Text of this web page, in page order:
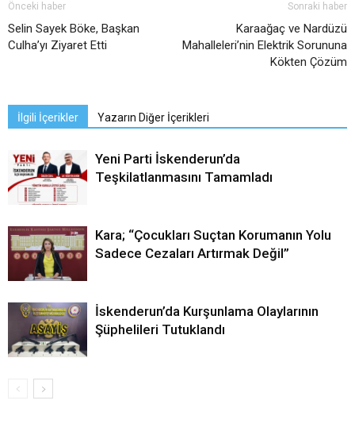
Önceki haber
Selin Sayek Böke, Başkan
Culha’yı Ziyaret Etti
Sonraki haber
Karaağaç ve Nardüzü
Mahalleleri’nin Elektrik Sorununa
Kökten Çözüm
İlgili İçerikler Yazarın Diğer İçerikleri
Yeni Parti İskenderun’da
Teşkilatlanmasını Tamamladı
Kara; “Çocukları Suçtan Korumanın Yolu
Sadece Cezaları Artırmak Değil”
İskenderun’da Kurşunlama Olaylarının
Şüphelileri Tutuklandı